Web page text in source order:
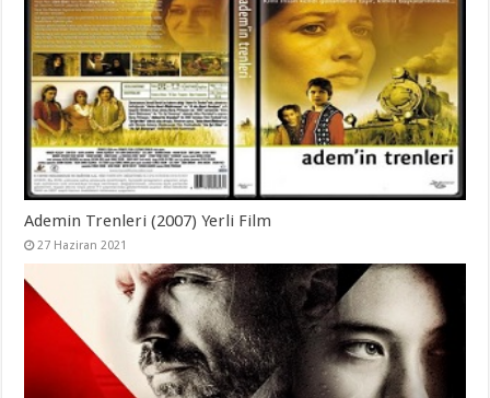
Ademin Trenleri (2007) Yerli Film
27 Haziran 2021